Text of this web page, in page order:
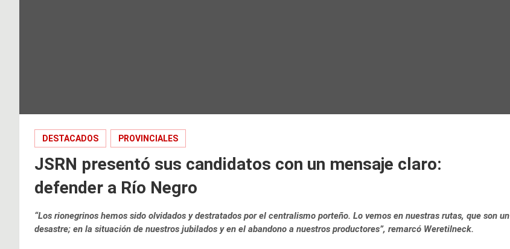
DESTACADOS PROVINCIALES
JSRN presentó sus candidatos con un mensaje claro:
defender a Río Negro
“Los rionegrinos hemos sido olvidados y destratados por el centralismo porteño. Lo vemos en nuestras rutas, que son un
desastre; en la situación de nuestros jubilados y en el abandono a nuestros productores”, remarcó Weretilneck.